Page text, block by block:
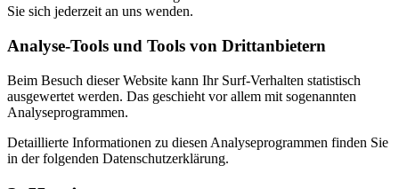
Sie sich jederzeit an uns wenden.
Analyse-Tools und Tools von Dritt­anbietern
Beim Besuch dieser Website kann Ihr Surf-Verhalten statistisch
ausgewertet werden. Das geschieht vor allem mit sogenannten
Analyseprogrammen.
Detaillierte Informationen zu diesen Analyseprogrammen finden Sie
in der folgenden Datenschutzerklärung.